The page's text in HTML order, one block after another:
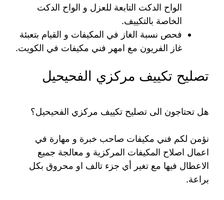
الواح الدكت التابعة للعزل و الواح الدكت
الخاصة بالتكييف.
فحص نسبة الغاز في المكيفات و القيام بتعبئة
غاز الفريون مع امهر فني مكيفات في الكويت.
تصليح تكييف مركزي الفحيحيل
هل تحتاجون الى تصليح تكييف مركزي الفحيحيل؟
نؤمن لكم فني مكيفات صاحب خبرة و مهارة في
اعمال اصلاح المكيفات المركزية و معالجة جميع
الاعطال فيها مع تغير أي جزء تالف او محروق بكل
براعة.